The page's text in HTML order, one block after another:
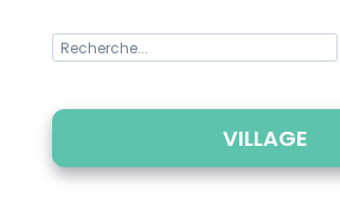
VILLAGE